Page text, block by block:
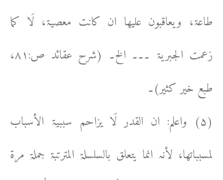
طاعۃ، ویعاقبون علیھا ان کانت معصیۃ، لَا کما
زعمت الجبریۃ ۔۔۔ الخ۔ (شرح عقائد ص:۸۱،
طبع خیر کثیر)۔
(۵) واعلم: ان القدر لَا یزاحم سببیۃ الأسباب
لمسبباتھا، لأنہ انما یتعلق بالسلسلۃ المترتبۃ جملۃ مرۃ